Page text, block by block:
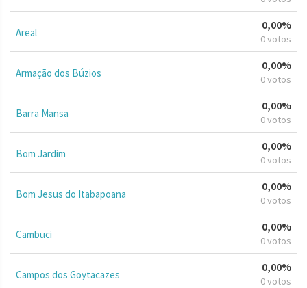
Areal
0,00%
0 votos
Armação dos Búzios
0,00%
0 votos
Barra Mansa
0,00%
0 votos
Bom Jardim
0,00%
0 votos
Bom Jesus do Itabapoana
0,00%
0 votos
Cambuci
0,00%
0 votos
Campos dos Goytacazes
0,00%
0 votos